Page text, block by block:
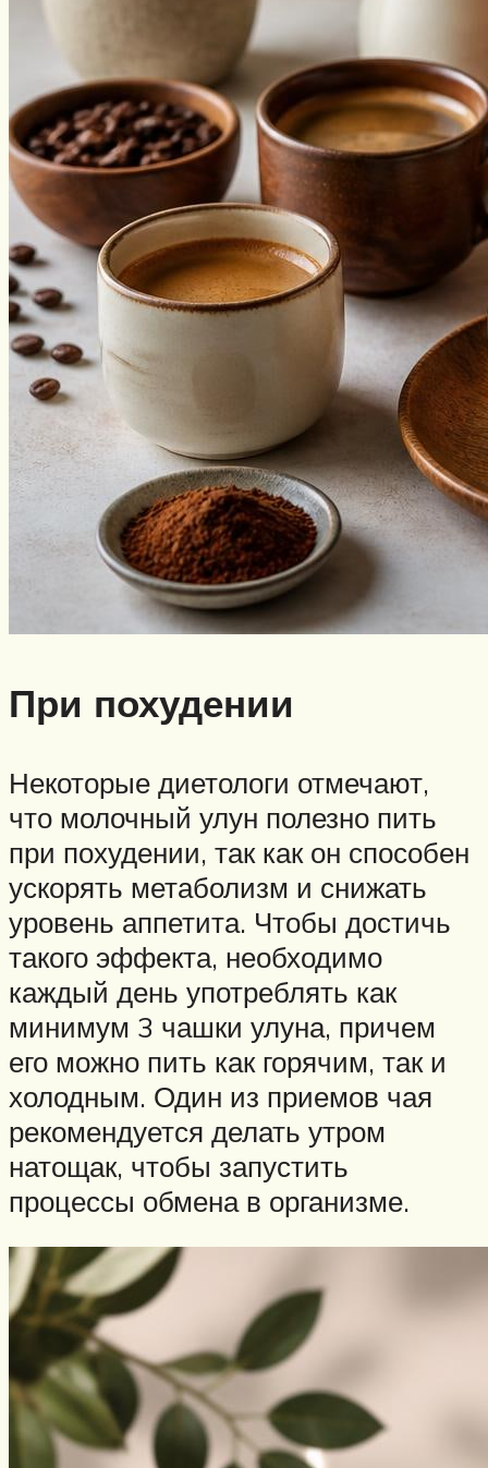
При похудении
Некоторые диетологи отмечают,
что молочный улун полезно пить
при похудении, так как он способен
ускорять метаболизм и снижать
уровень аппетита. Чтобы достичь
такого эффекта, необходимо
каждый день употреблять как
минимум 3 чашки улуна, причем
его можно пить как горячим, так и
холодным. Один из приемов чая
рекомендуется делать утром
натощак, чтобы запустить
процессы обмена в организме.